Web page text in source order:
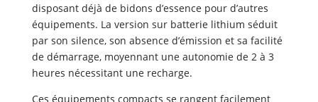
disposant déjà de bidons d’essence pour d’autres
équipements. La version sur batterie lithium séduit
par son silence, son absence d’émission et sa facilité
de démarrage, moyennant une autonomie de 2 à 3
heures nécessitant une recharge.
Ces équipements compacts se rangent facilement